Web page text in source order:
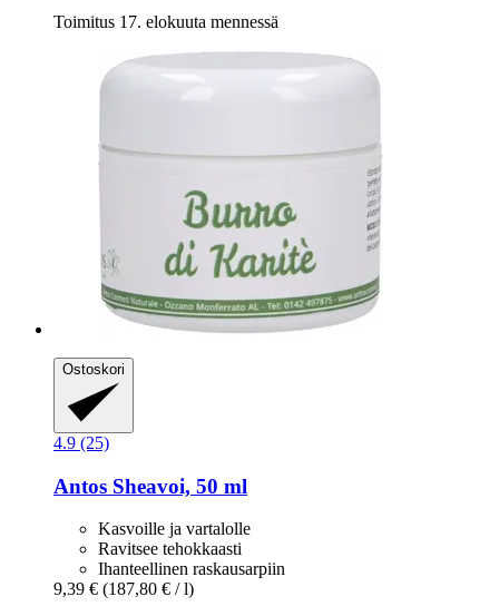
Toimitus 17. elokuuta mennessä
Ostoskori
4.9 (25)
Antos Sheavoi, 50 ml
Kasvoille ja vartalolle
Ravitsee tehokkaasti
Ihanteellinen raskausarpiin
9,39 € (187,80 € / l)